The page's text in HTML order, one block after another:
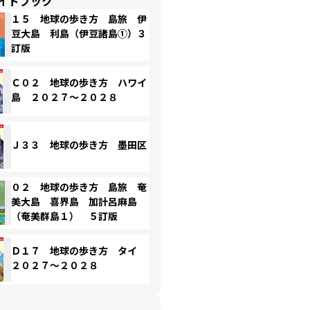
１５ 地球の歩き方 島旅 伊
豆大島 利島（伊豆諸島①）３
訂版
Ｃ０２ 地球の歩き方 ハワイ
島 ２０２７～２０２８
Ｊ３３ 地球の歩き方 墨田区
０２ 地球の歩き方 島旅 奄
美大島 喜界島 加計呂麻島
（奄美群島１） ５訂版
Ｄ１７ 地球の歩き方 タイ
２０２７～２０２８